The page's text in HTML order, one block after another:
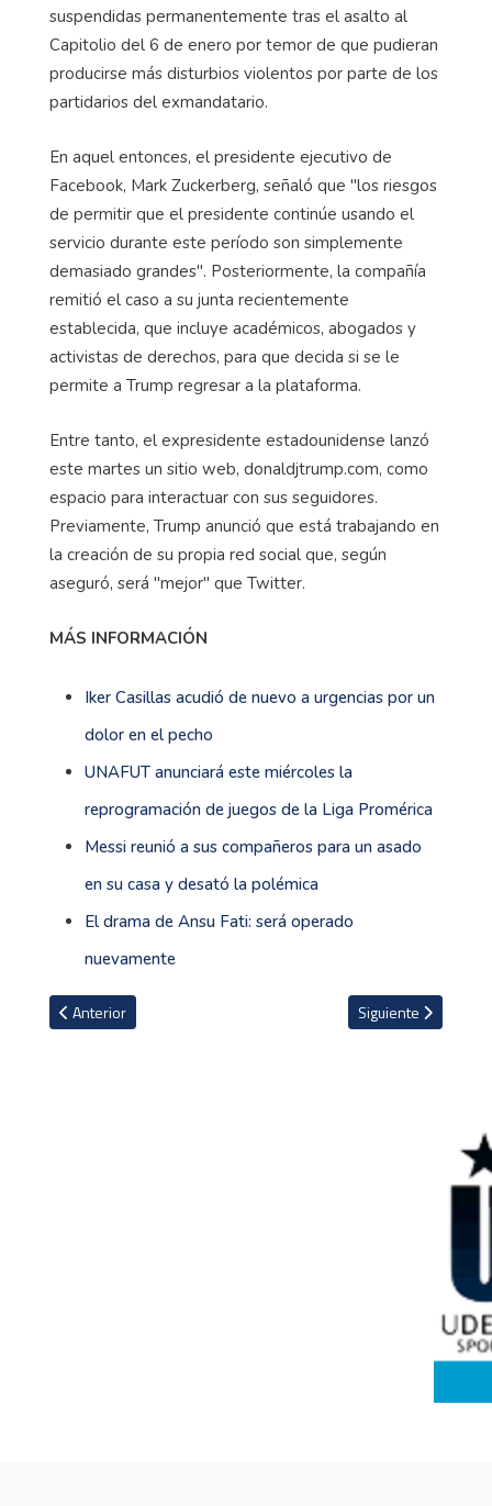
suspendidas permanentemente tras el asalto al
Capitolio del 6 de enero por temor de que pudieran
producirse más disturbios violentos por parte de los
partidarios del exmandatario.
En aquel entonces, el presidente ejecutivo de
Facebook, Mark Zuckerberg, señaló que "los riesgos
de permitir que el presidente continúe usando el
servicio durante este período son simplemente
demasiado grandes". Posteriormente, la compañía
remitió el caso a su junta recientemente
establecida, que incluye académicos, abogados y
activistas de derechos, para que decida si se le
permite a Trump regresar a la plataforma.
Entre tanto, el expresidente estadounidense lanzó
este martes un sitio web, donaldjtrump.com, como
espacio para interactuar con sus seguidores.
Previamente, Trump anunció que está trabajando en
la creación de su propia red social que, según
aseguró, será "mejor" que Twitter.
MÁS INFORMACIÓN
Iker Casillas acudió de nuevo a urgencias por un
dolor en el pecho
UNAFUT anunciará este miércoles la
reprogramación de juegos de la Liga Promérica
Messi reunió a sus compañeros para un asado
en su casa y desató la polémica
El drama de Ansu Fati: será operado
nuevamente
Artículo anterior: VIDEO: 'Reviven' a Cantinflas para comercial de
Anterior Artículo siguiente:
Siguiente